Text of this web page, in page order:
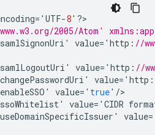
= ' UTF-8' ?>
2005/Atom'
samlSignonUri ' value= ' http : //
samlLogoutUri ' value= ' http : //
changePasswordUri ' value= ' http :
enableSSO ' value= ' true' />
ssoWhitelist' value= ' CIDR
useDomainSpecificIssuer ' value=